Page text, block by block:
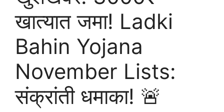
खात्यात जमा! Ladki
Bahin Yojana
November Lists:
संक्रांती धमाका! 🚨